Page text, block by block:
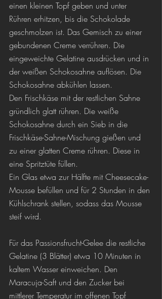
einen kleinen Topf geben und unter
Rühren erhitzen, bis die Schokolade
geschmolzen ist. Das Gemisch zu einer
gebundenen Creme verrühren. Die
eingeweichte Gelatine ausdrücken und in
der weißen Schokosahne auflösen. Die
Schokosahne abkühlen lassen.
Den Frischkäse mit der restlichen Sahne
gründlich glatt rühren. Die weiße
Schokosahne durch ein Sieb in die
Frischkäse-Sahne-Mischung gießen und
zu einer glatten Creme rühren. Diese in
eine Spritztüte füllen.
Ein Glas etwa zur Hälfte mit Cheesecake-
Mousse befüllen und für 2 Stunden in den
Kühlschrank stellen, sodass das Mousse
steif wird.
Für das Passionsfrucht-Gelee die restliche
Gelatine (3 Blätter) etwa 10 Minuten in
kaltem Wasser einweichen. Den
Maracuja-Saft und den Zucker bei
mittlerer Temperatur im offenen Topf